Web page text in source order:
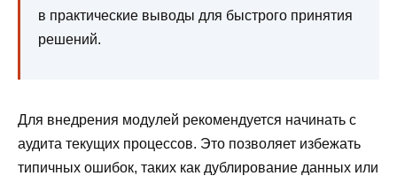
в практические выводы для быстрого принятия
решений.
Для внедрения модулей рекомендуется начинать с
аудита текущих процессов. Это позволяет избежать
типичных ошибок, таких как дублирование данных или